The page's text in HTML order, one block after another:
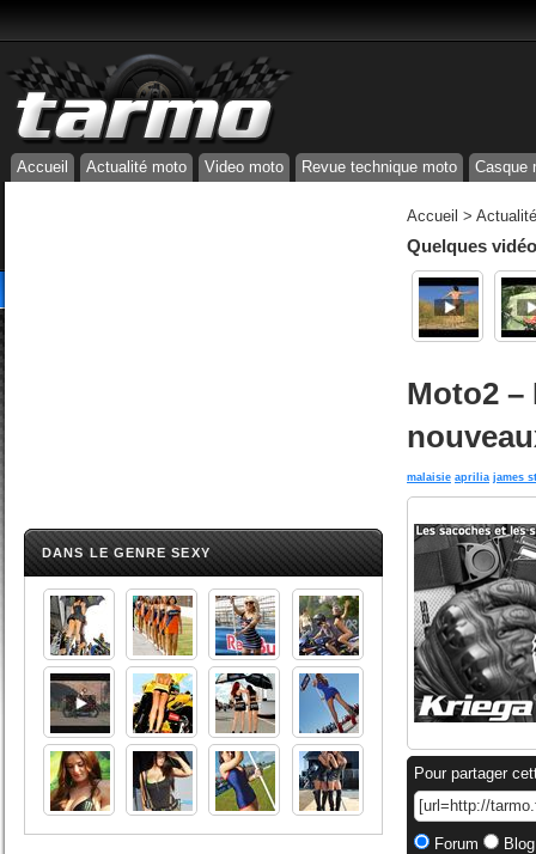
Accueil Actualité moto Video moto Revue technique moto Casque
DANS LE GENRE SEXY
Accueil >
Quelques
Moto2
malaisie aprilia james
Pour partager
Forum